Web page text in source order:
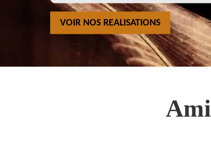
VOIR NOS REALISATIONS